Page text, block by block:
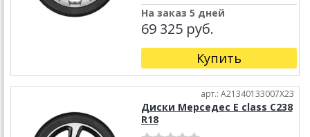
На заказ 5 дней
69 325 руб.
Купить
арт.: A21340133007X23
Диски Мерседес E class C238
R18